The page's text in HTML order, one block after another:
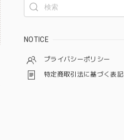
NOTICE
プライバシーポリシー
特定商取引法に基づく表記